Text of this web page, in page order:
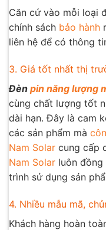
Căn cứ vào mỗi loại
chính sách bảo hành
liên hệ để có thông
3. Giá tốt nhất thị
Đèn pin năng lượng
cùng chất lượng tốt
dài hạn. Đây là cam
các sản phẩm mà
Nam Solar cung cấp
Nam Solar luôn đồng
trình sử dụng sản
4. Nhiều mẫu mã,
Khách hàng hoàn